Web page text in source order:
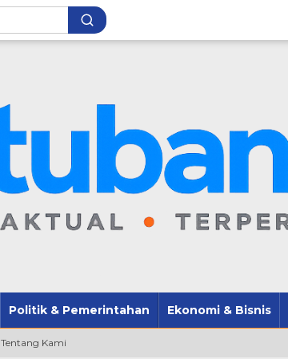
Politik & Pemerintahan Ekonomi & Bisnis
Tentang Kami